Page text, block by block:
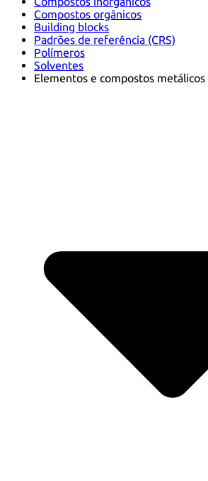
Compostos orgânicos
Building blocks
Padrões de referência (CRS)
Polímeros
Solventes
Elementos e compostos metálicos